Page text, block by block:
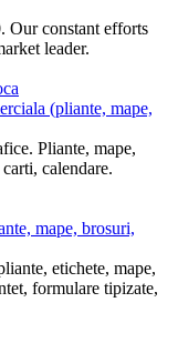
Our constant efforts
leader.
(pliante, mape,
Pliante, mape,
calendare.
mape, brosuri,
etichete, mape,
formulare tipizate,